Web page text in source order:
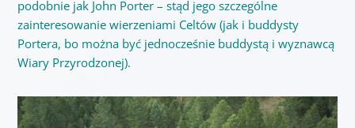
podobnie jak John Porter – stąd jego szczególne
zainteresowanie wierzeniami Celtów (jak i buddysty
Portera, bo można być jednocześnie buddystą i wyznawcą
Wiary Przyrodzonej).